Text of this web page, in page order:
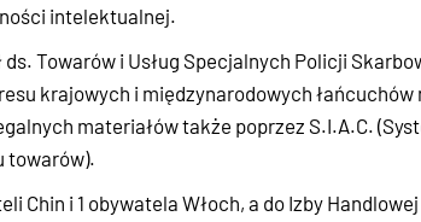
intelektualnej.
Towarów i Usług Specjalnych Policji
krajowych i międzynarodowych łańcuchów
materiałów także poprzez S.I.A.C.
towarów).
Chin i 1 obywatela Włoch, a do Izby